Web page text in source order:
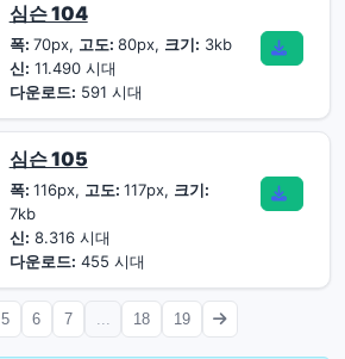
심슨 104
폭: 70px, 고도: 80px, 크기: 3kb
신: 11.490 시대
다운로드: 591 시대
심슨 105
폭: 116px, 고도: 117px, 크기:
7kb
신: 8.316 시대
다운로드: 455 시대
5 6 7 18 19